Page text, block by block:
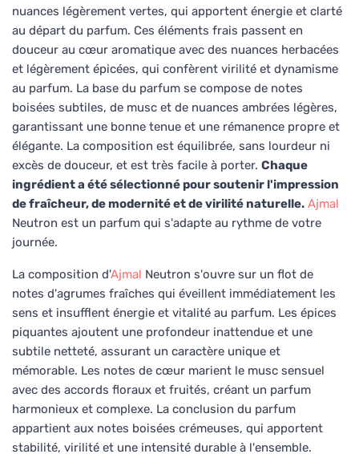
nuances légèrement vertes, qui apportent énergie et clarté
au départ du parfum. Ces éléments frais passent en
douceur au cœur aromatique avec des nuances herbacées
et légèrement épicées, qui confèrent virilité et dynamisme
au parfum. La base du parfum se compose de notes
boisées subtiles, de musc et de nuances ambrées légères,
garantissant une bonne tenue et une rémanence propre et
élégante. La composition est équilibrée, sans lourdeur ni
excès de douceur, et est très facile à porter. Chaque
ingrédient a été sélectionné pour soutenir l'impression
de fraîcheur, de modernité et de virilité naturelle. Ajmal
Neutron est un parfum qui s'adapte au rythme de votre
journée.
La composition d'Ajmal Neutron s'ouvre sur un flot de
notes d'agrumes fraîches qui éveillent immédiatement les
sens et insufflent énergie et vitalité au parfum. Les épices
piquantes ajoutent une profondeur inattendue et une
subtile netteté, assurant un caractère unique et
mémorable. Les notes de cœur marient le musc sensuel
avec des accords floraux et fruités, créant un parfum
harmonieux et complexe. La conclusion du parfum
appartient aux notes boisées crémeuses, qui apportent
stabilité, virilité et une intensité durable à l'ensemble.